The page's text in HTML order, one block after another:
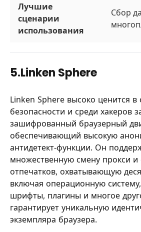
Лучшие
сценарии
использования
Сбор
5.Linken Sphere
Linken Sphere высоко ценится в
безопасности и среди хакеров
зашифрованный браузерный
обеспечивающий высокую
антидетект-функции. Он
множественную смену прокси и
отпечатков, охватывающую
включая операционную
шрифты, плагины и многое
гарантирует уникальную
экземпляра браузера.